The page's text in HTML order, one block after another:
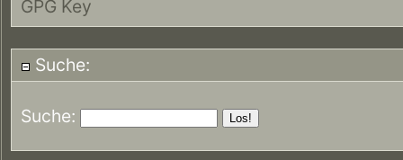
GPG Key
Suche:
Suche: